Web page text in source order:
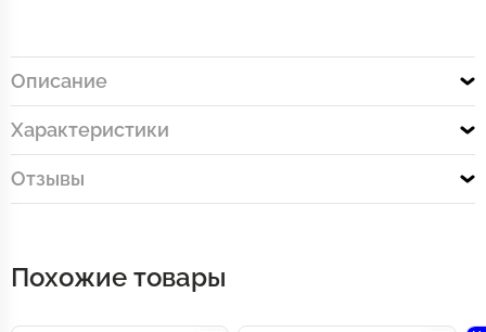
Описание
Характеристики
Отзывы
Похожие товары